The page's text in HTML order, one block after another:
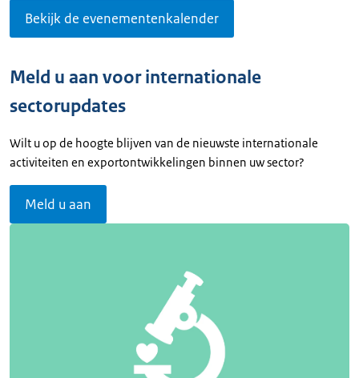
Bekijk de evenementenkalender
Meld u aan voor internationale
sectorupdates
Wilt u op de hoogte blijven van de nieuwste internationale
activiteiten en exportontwikkelingen binnen uw sector?
Meld u aan